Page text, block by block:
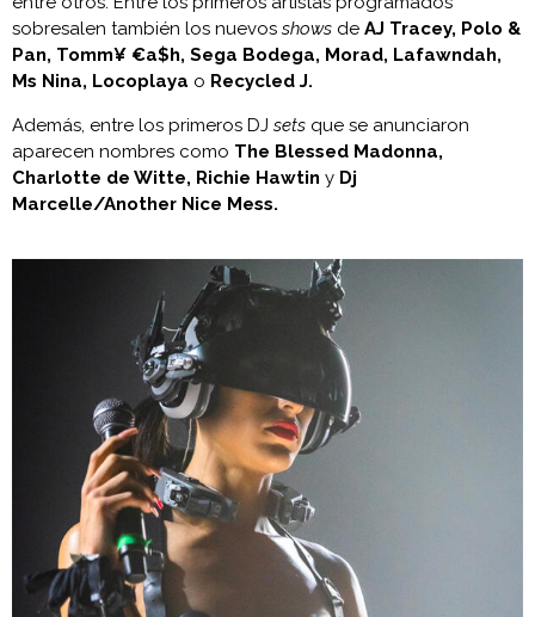
sobresalen también los nuevos shows de AJ Tracey, Polo &
Pan, Tomm¥ €a$h, Sega Bodega, Morad, Lafawndah,
Ms Nina, Locoplaya o Recycled J.
Además, entre los primeros DJ sets que se anunciaron
aparecen nombres como The Blessed Madonna,
Charlotte de Witte, Richie Hawtin y Dj
Marcelle/Another Nice Mess.